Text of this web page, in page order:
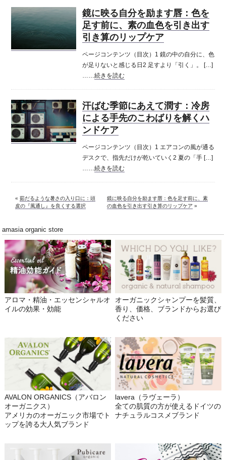
鏡に映る自分を励ます唇：色を
足す前に、素の血色を引き出す
引き算のリップケア
ページコンテンツ（目次）1 鏡の中の自分に、色
が足りないと感じる日2 足すより「引く」。 […]
……続きを読む
汗ばむ季節にあえて潤す：冷房
による手先のこわばりを解くハ
ンドケア
ページコンテンツ（目次）1 エアコンの風が通る
デスクで、指先だけが乾いていく2 夏の「手 […]
……続きを読む
«茹だるような暑さの入り口に：頭
皮の『風通し』を良くする選択
鏡に映る自分を励ます唇：色を足す前に、素
の血色を引き出す引き算のリップケア »
amasia organic store
アロマ・精油・エッセンシャルオ
イルの効果・効能
オーガニックシャンプーを髪質、
香り、価格、ブランドからお選び
ください
AVALON ORGANICS（アバロン
オーガニクス）
アメリカのオーガニック市場でト
ップを誇る大人気ブランド
lavera（ラヴェーラ）
全ての肌質の方が使えるドイツの
ナチュラルコスメブランド